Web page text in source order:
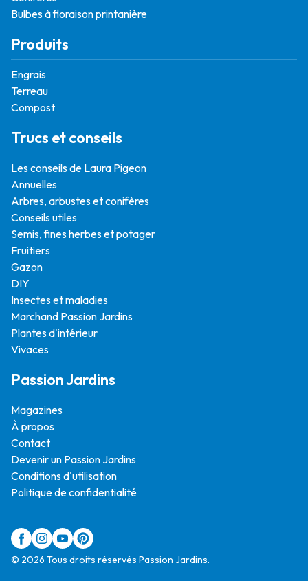
Bulbes à floraison printanière
Produits
Engrais
Terreau
Compost
Trucs et conseils
Les conseils de Laura Pigeon
Annuelles
Arbres, arbustes et conifères
Conseils utiles
Semis, fines herbes et potager
Fruitiers
Gazon
DIY
Insectes et maladies
Marchand Passion Jardins
Plantes d'intérieur
Vivaces
Passion Jardins
Magazines
À propos
Contact
Devenir un Passion Jardins
Conditions d'utilisation
Politique de confidentialité
© 2026 Tous droits réservés Passion Jardins.